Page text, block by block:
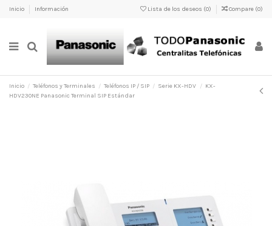
Inicio Información Lista de los deseos (0) Compare (0)
Inicio Teléfonos y Terminales Teléfonos IP / SIP Serie KX-HDV
KX-
HDV230NE Panasonic Terminal SIP Estándar